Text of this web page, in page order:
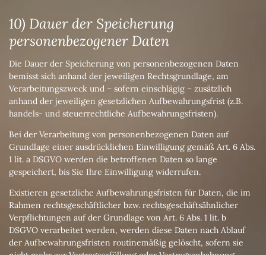
10) Dauer der Speicherung
personenbezogener Daten
Die Dauer der Speicherung von personenbezogenen Daten
bemisst sich anhand der jeweiligen Rechtsgrundlage, am
Verarbeitungszweck und – sofern einschlägig – zusätzlich
anhand der jeweiligen gesetzlichen Aufbewahrungsfrist (z.B.
handels- und steuerrechtliche Aufbewahrungsfristen).
Bei der Verarbeitung von personenbezogenen Daten auf
Grundlage einer ausdrücklichen Einwilligung gemäß Art. 6 Abs.
1 lit. a DSGVO werden die betroffenen Daten so lange
gespeichert, bis Sie Ihre Einwilligung widerrufen.
Existieren gesetzliche Aufbewahrungsfristen für Daten, die im
Rahmen rechtsgeschäftlicher bzw. rechtsgeschäftsähnlicher
Verpflichtungen auf der Grundlage von Art. 6 Abs. 1 lit. b
DSGVO verarbeitet werden, werden diese Daten nach Ablauf
der Aufbewahrungsfristen routinemäßig gelöscht, sofern sie